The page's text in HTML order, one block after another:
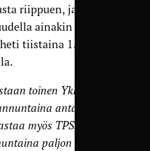
riippuen, ja
ainakin yksi
tiistaina 15.4. klo
toinen Ykkösliigan
antaisi meille
myös TPS.
paljon yleisöä